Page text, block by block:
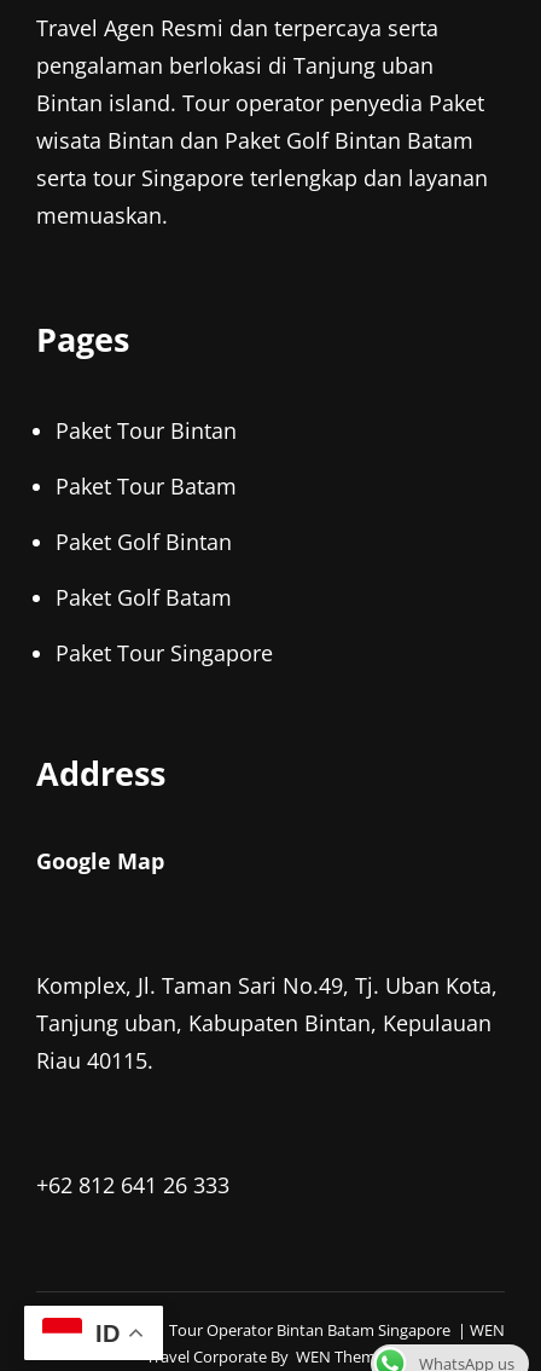
Travel Agen Resmi dan terpercaya serta
pengalaman berlokasi di Tanjung uban
Bintan island. Tour operator penyedia Paket
wisata Bintan dan Paket Golf Bintan Batam
serta tour Singapore terlengkap dan layanan
memuaskan.
Pages
Paket Tour Bintan
Paket Tour Batam
Paket Golf Bintan
Paket Golf Batam
Paket Tour Singapore
Address
Google Map
Komplex, Jl. Taman Sari No.49, Tj. Uban Kota,
Tanjung uban, Kabupaten Bintan, Kepulauan
Riau 40115.
+62 812 641 26 333
Copyright © 2026 Tour Operator Bintan Batam Singapore | WEN
Travel Corporate By WEN Themes
ID
WhatsApp us